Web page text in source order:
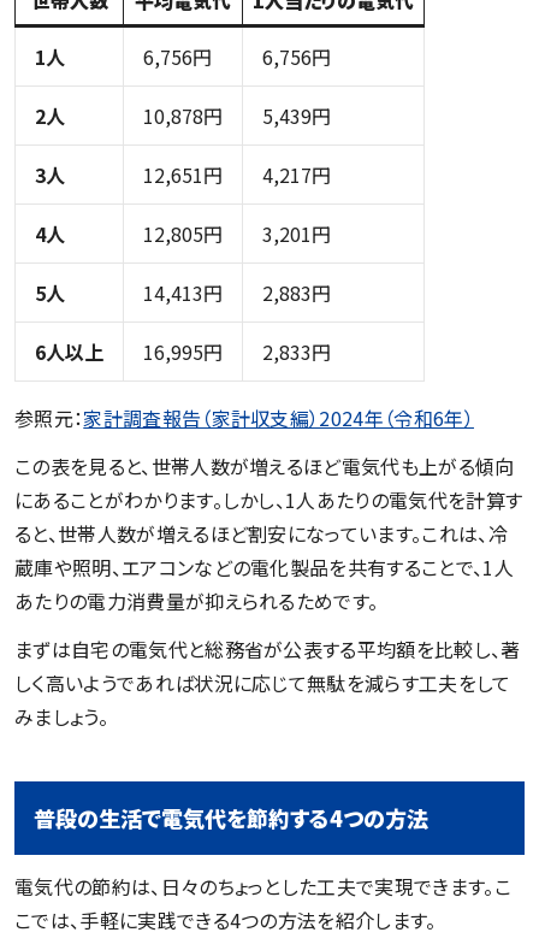
1人
6,756円 6,756円
2人 10,878円 5,439円
3人 12,651円 4,217円
4人 12,805円 3,201円
5人 14,413円 2,883円
6人以上 16,995円 2,833円
参照元：家計調査報告（家計収支編）2024年（令和6年）
この表を見ると、世帯人数が増えるほど電気代も上がる傾向
にあることがわかります。しかし、1人あたりの電気代を計算す
ると、世帯人数が増えるほど割安になっています。これは、冷
蔵庫や照明、エアコンなどの電化製品を共有することで、1人
あたりの電力消費量が抑えられるためです。
まずは自宅の電気代と総務省が公表する平均額を比較し、著
しく高いようであれば状況に応じて無駄を減らす工夫をして
みましょう。
普段の生活で電気代を節約する4つの方法
電気代の節約は、日々のちょっとした工夫で実現できます。こ
こでは、手軽に実践できる4つの方法を紹介します。